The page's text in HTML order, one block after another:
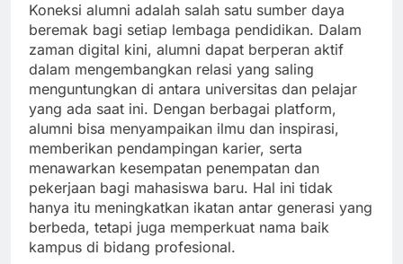
Koneksi alumni adalah salah satu sumber daya
beremak bagi setiap lembaga pendidikan. Dalam
zaman digital kini, alumni dapat berperan aktif
dalam mengembangkan relasi yang saling
menguntungkan di antara universitas dan pelajar
yang ada saat ini. Dengan berbagai platform,
alumni bisa menyampaikan ilmu dan inspirasi,
memberikan pendampingan karier, serta
menawarkan kesempatan penempatan dan
pekerjaan bagi mahasiswa baru. Hal ini tidak
hanya itu meningkatkan ikatan antar generasi yang
berbeda, tetapi juga memperkuat nama baik
kampus di bidang profesional.